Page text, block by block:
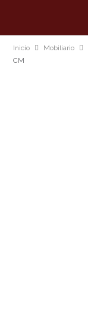
Inicio Mobiliario
CM